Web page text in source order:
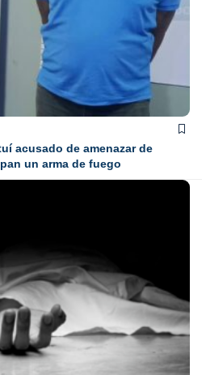
acusado de amenazar de
un arma de fuego